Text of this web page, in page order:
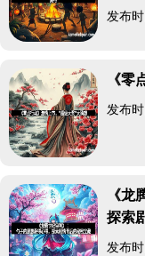
发布
《零
发布
《龙
探索
发布